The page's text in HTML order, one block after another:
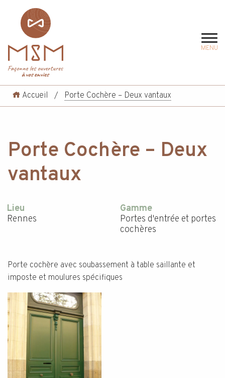
MENU
Accueil / Porte Cochère – Deux vantaux
Porte Cochère – Deux
vantaux
Lieu
Rennes
Gamme
Portes d'entrée et portes
cochères
Porte cochère avec soubassement à table saillante et
imposte et moulures spécifiques